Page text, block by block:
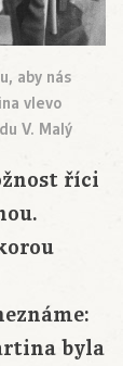
aby nás
vlevo
V. Malý
říci
byla